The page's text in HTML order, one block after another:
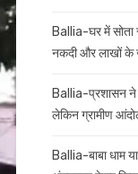
Ballia-घर में सोता
नकदी और लाखों के
Ballia-प्रशासन ने
लेकिन ग्रामीण
Ballia-बाबा धाम